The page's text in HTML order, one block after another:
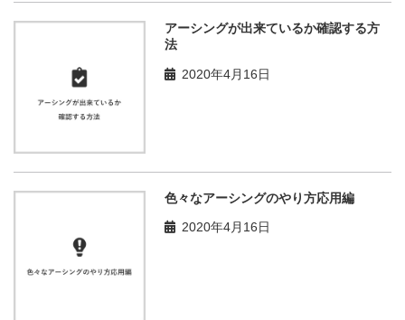
アーシングが出来ているか確認する方
法
2020年4月16日
色々なアーシングのやり方応用編
2020年4月16日